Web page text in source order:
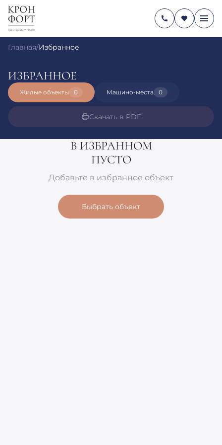
Главная/Избранное
ИЗБРАННОЕ
Жилые объекты 0 Машино-места 0
Скачать в PDF
В ИЗБРАННОМ
ПУСТО
Добавьте в избранное объект
Выбрать объект